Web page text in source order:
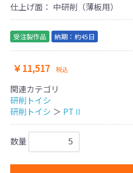
仕上げ面： 中研削（薄板用）
受注製作品 納期：約45日
￥11,517 税込
関連カテゴリ
​研削トイシ
​研削トイシ ＞ PTⅡ
数量